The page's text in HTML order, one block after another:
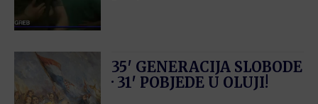
35′ GENERACIJA SLOBODE
· 31′ POBJEDE U OLUJI!